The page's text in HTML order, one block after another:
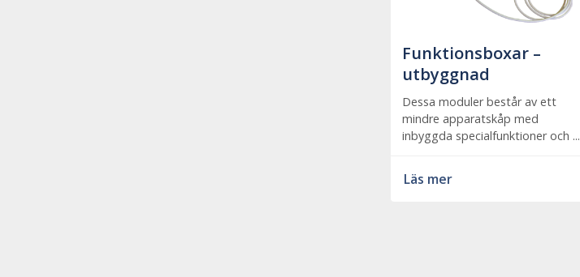
Funktionsboxar –
utbyggnad
Dessa moduler består av ett
mindre apparatskåp med
inbyggda specialfunktioner och ...
Läs mer